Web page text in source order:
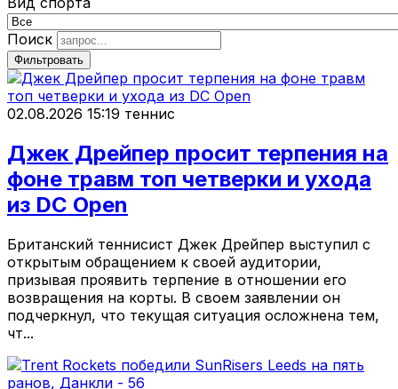
Поиск
Фильтровать
02.08.2026 15:19 теннис
Джек Дрейпер просит терпения на
фоне травм топ четверки и ухода
из DC Open
Британский теннисист Джек Дрейпер выступил с
открытым обращением к своей аудитории,
призывая проявить терпение в отношении его
возвращения на корты. В своем заявлении он
подчеркнул, что текущая ситуация осложнена тем,
чт...